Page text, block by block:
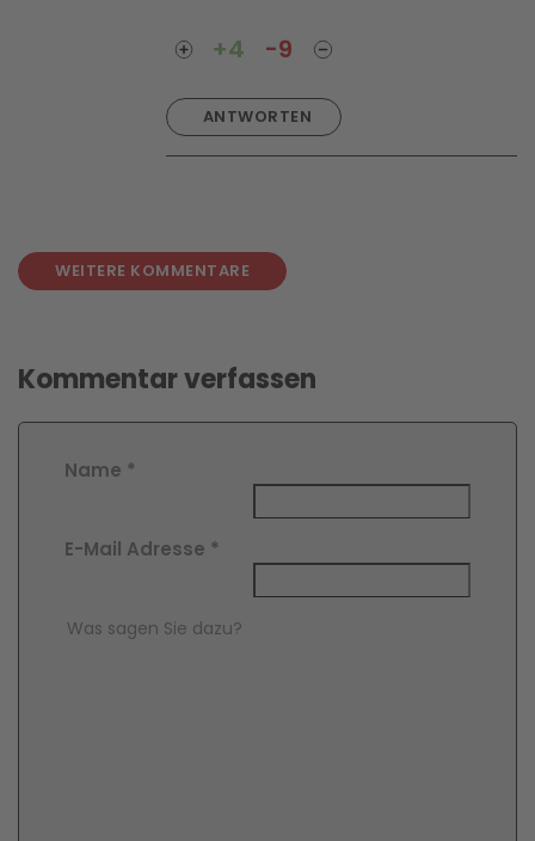
ANTWORTEN
+4 -9
WEITERE KOMMENTARE
Kommentar verfassen
Name *
E-Mail Adresse *
Comment Text*